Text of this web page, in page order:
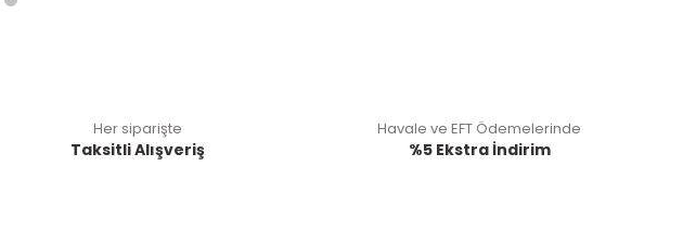
Her siparişte
Taksitli Alışveriş
Havale ve EFT Ödemelerinde
%5 Ekstra İndirim